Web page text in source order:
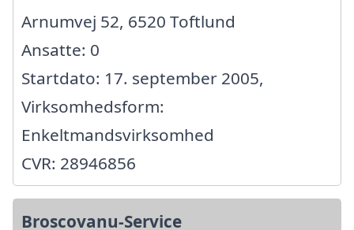
Arnumvej 52, 6520 Toftlund
Ansatte: 0
Startdato: 17. september 2005,
Virksomhedsform:
Enkeltmandsvirksomhed
CVR: 28946856
Broscovanu-Service